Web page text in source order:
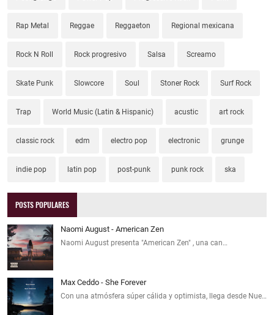
Rap Metal Reggae Reggaeton Regional mexicana
Rock N Roll Rock progresivo Salsa Screamo
Skate Punk Slowcore Soul Stoner Rock Surf Rock
Trap World Music (Latin & Hispanic) acustic art rock
classic rock edm electro pop electronic grunge
indie pop latin pop post-punk punk rock ska
POSTS POPULARES
Naomi August - American Zen
Naomi August presenta "American Zen" , una can…
Max Ceddo - She Forever
Con una atmósfera súper cálida y optimista, llega desde Nue…